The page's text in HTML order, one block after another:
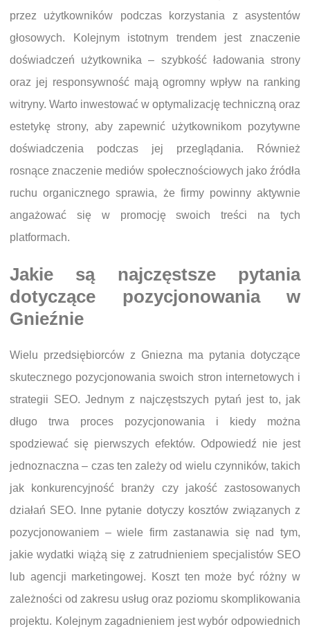
przez użytkowników podczas korzystania z asystentów
głosowych. Kolejnym istotnym trendem jest znaczenie
doświadczeń użytkownika – szybkość ładowania strony
oraz jej responsywność mają ogromny wpływ na ranking
witryny. Warto inwestować w optymalizację techniczną oraz
estetykę strony, aby zapewnić użytkownikom pozytywne
doświadczenia podczas jej przeglądania. Również
rosnące znaczenie mediów społecznościowych jako źródła
ruchu organicznego sprawia, że firmy powinny aktywnie
angażować się w promocję swoich treści na tych
platformach.
Jakie są najczęstsze pytania
dotyczące pozycjonowania w
Gnieźnie
Wielu przedsiębiorców z Gniezna ma pytania dotyczące
skutecznego pozycjonowania swoich stron internetowych i
strategii SEO. Jednym z najczęstszych pytań jest to, jak
długo trwa proces pozycjonowania i kiedy można
spodziewać się pierwszych efektów. Odpowiedź nie jest
jednoznaczna – czas ten zależy od wielu czynników, takich
jak konkurencyjność branży czy jakość zastosowanych
działań SEO. Inne pytanie dotyczy kosztów związanych z
pozycjonowaniem – wiele firm zastanawia się nad tym,
jakie wydatki wiążą się z zatrudnieniem specjalistów SEO
lub agencji marketingowej. Koszt ten może być różny w
zależności od zakresu usług oraz poziomu skomplikowania
projektu. Kolejnym zagadnieniem jest wybór odpowiednich